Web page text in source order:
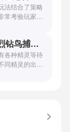
！有兴趣的玩
！
法结合了策略
常考验玩家的
里拥有先
以满足不同
是界园中的核
理利用通宝
换。明日方
了玩家的游
洛克王国世界烈钻鸟捕捉地点
各种精灵等待
同精灵的出现
相同。有少